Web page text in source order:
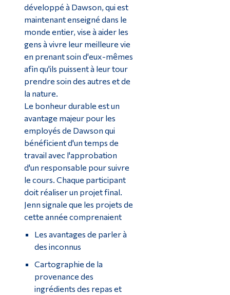
développé à Dawson, qui est
maintenant enseigné dans le
monde entier, vise à aider les
gens à vivre leur meilleure vie
en prenant soin d'eux-mêmes
afin qu'ils puissent à leur tour
prendre soin des autres et de
la nature.
Le bonheur durable est un
avantage majeur pour les
employés de Dawson qui
bénéficient d'un temps de
travail avec l'approbation
d'un responsable pour suivre
le cours. Chaque participant
doit réaliser un projet final.
Jenn signale que les projets de
cette année comprenaient
Les avantages de parler à
des inconnus
Cartographie de la
provenance des
ingrédients des repas et